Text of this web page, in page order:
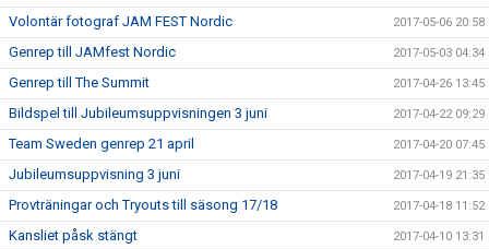
Volontär fotograf JAM FEST Nordic 2017-05-06 20:58
Genrep till JAMfest Nordic 2017-05-03 04:34
Genrep till The Summit 2017-04-26 13:45
Bildspel till Jubileumsuppvisningen 3 juni 2017-04-22 09:29
Team Sweden genrep 21 april 2017-04-20 07:45
Jubileumsuppvisning 3 juni 2017-04-19 21:35
Provträningar och Tryouts till säsong 17/18 2017-04-18 11:52
Kansliet påsk stängt 2017-04-10 13:31